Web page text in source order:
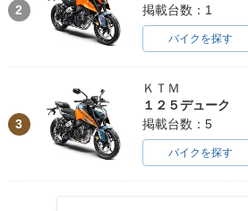
2
掲載台数：1
バイクを探す
3
ＫＴＭ
１２５デューク
掲載台数：5
バイクを探す